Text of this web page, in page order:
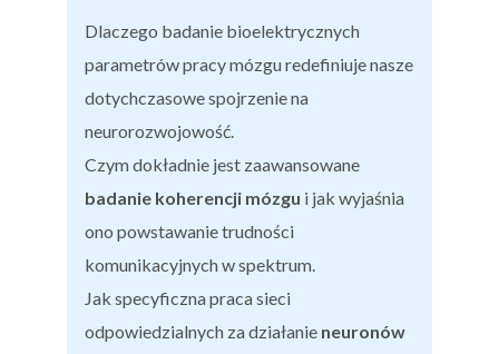
Dlaczego badanie bioelektrycznych
parametrów pracy mózgu redefiniuje nasze
dotychczasowe spojrzenie na
neurorozwojowość.
Czym dokładnie jest zaawansowane
badanie koherencji mózgu i jak wyjaśnia
ono powstawanie trudności
komunikacyjnych w spektrum.
Jak specyficzna praca sieci
odpowiedzialnych za działanie neuronów